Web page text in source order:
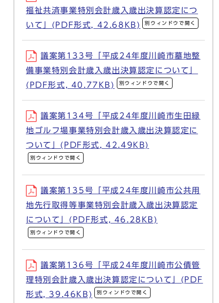
福祉共済事業特別会計歳入歳出決算認定につ
いて」(PDF形式, 42.68KB)
別ウィンドウで開く
議案第133号「平成24年度川崎市墓地整
備事業特別会計歳入歳出決算認定について」
(PDF形式, 40.77KB)
別ウィンドウで開く
議案第134号「平成24年度川崎市生田緑
地ゴルフ場事業特別会計歳入歳出決算認定に
ついて」(PDF形式, 42.49KB)
別ウィンドウで開く
議案第135号「平成24年度川崎市公共用
地先行取得等事業特別会計歳入歳出決算認定
について」(PDF形式, 46.28KB)
別ウィンドウで開く
議案第136号「平成24年度川崎市公債管
理特別会計歳入歳出決算認定について」(PDF
形式, 39.46KB)
別ウィンドウで開く